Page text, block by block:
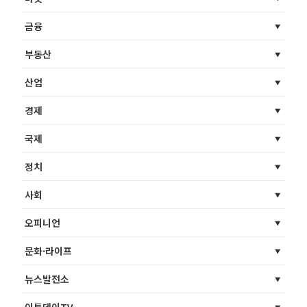
금융
부동산
산업
경제
국제
정치
사회
오피니언
문화·라이프
뉴스발전소